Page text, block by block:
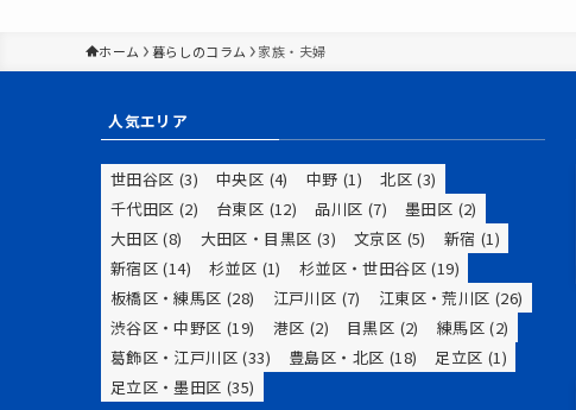
ホーム 暮らしのコラム 家族・夫婦
人気エリア
世田谷区 (3) 中央区 (4) 中野 (1) 北区 (3)
千代田区 (2) 台東区 (12) 品川区 (7) 墨田区 (2)
大田区 (8) 大田区・目黒区 (3) 文京区 (5) 新宿 (1)
新宿区 (14) 杉並区 (1) 杉並区・世田谷区 (19)
板橋区・練馬区 (28) 江戸川区 (7) 江東区・荒川区 (26)
渋谷区・中野区 (19) 港区 (2) 目黒区 (2) 練馬区 (2)
葛飾区・江戸川区 (33) 豊島区・北区 (18) 足立区 (1)
足立区・墨田区 (35)